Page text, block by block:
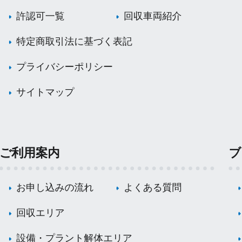
許認可一覧 回収車両紹介
特定商取引法に基づく表記
プライバシーポリシー
サイトマップ
ご利用案内
お申し込みの流れ よくある質問
回収エリア
設備・プラント解体エリア